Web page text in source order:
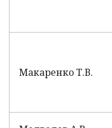
Макаренко Т.В.